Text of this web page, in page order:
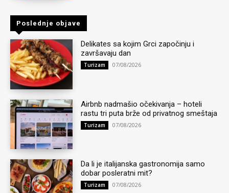
Poslednje objave
Delikates sa kojim Grci započinju i
završavaju dan
Turizam 07/08/2026
Airbnb nadmašio očekivanja – hoteli
rastu tri puta brže od privatnog smeštaja
Turizam 07/08/2026
Da li je italijanska gastronomija samo
dobar posleratni mit?
Turizam 07/08/2026